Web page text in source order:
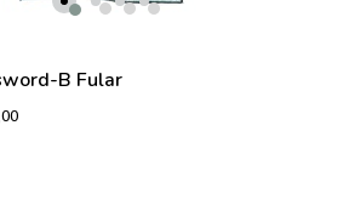
B Fular